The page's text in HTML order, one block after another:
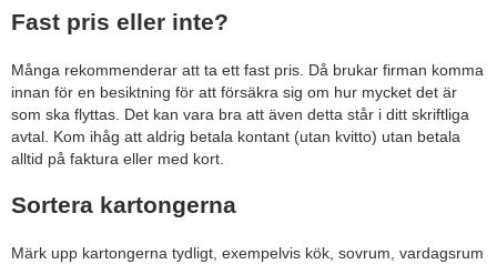
Fast pris eller inte?
Många rekommenderar att ta ett fast pris. Då brukar firman komma
innan för en besiktning för att försäkra sig om hur mycket det är
som ska flyttas. Det kan vara bra att även detta står i ditt skriftliga
avtal. Kom ihåg att aldrig betala kontant (utan kvitto) utan betala
alltid på faktura eller med kort.
Sortera kartongerna
Märk upp kartongerna tydligt, exempelvis kök, sovrum, vardagsrum